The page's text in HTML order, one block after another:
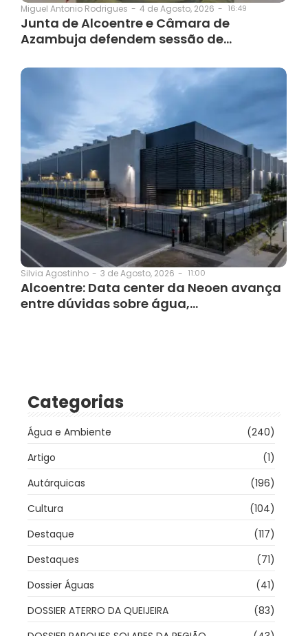
Miguel Antonio Rodrigues - 4 de Agosto, 2026 - 16:49
Junta de Alcoentre e Câmara de
Azambuja defendem sessão de…
Silvia Agostinho - 3 de Agosto, 2026 - 11:00
Alcoentre: Data center da Neoen avança
entre dúvidas sobre água,…
Categorias
Água e Ambiente
(240)
Artigo
(1)
Autárquicas
(196)
Cultura
(104)
Destaque
(117)
Destaques
(71)
Dossier Águas
(41)
DOSSIER ATERRO DA QUEIJEIRA
(83)